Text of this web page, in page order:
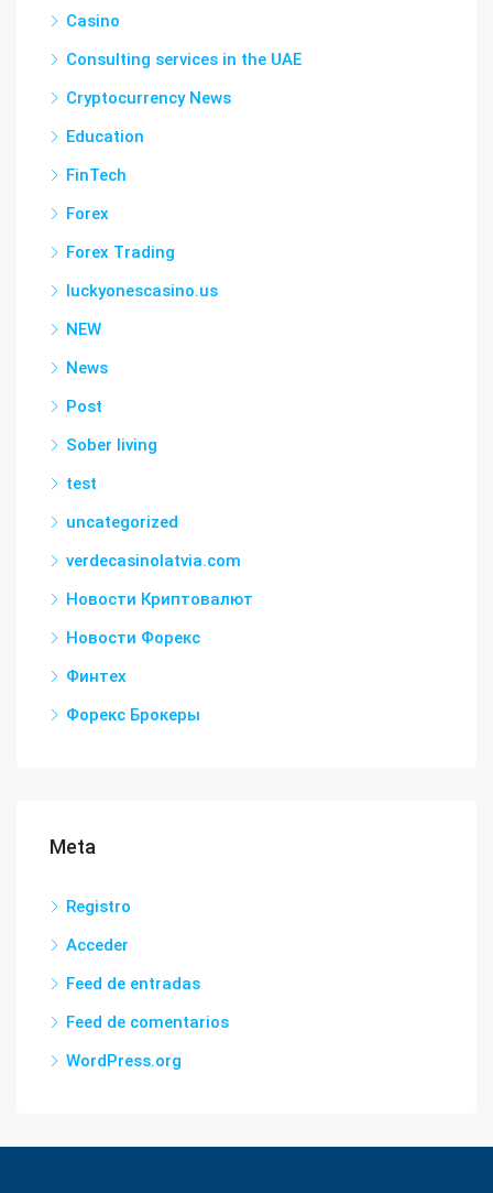
Casino
Consulting services in the UAE
Cryptocurrency News
Education
FinTech
Forex
Forex Trading
luckyonescasino.us
NEW
News
Post
Sober living
test
uncategorized
verdecasinolatvia.com
Новости Криптовалют
Новости Форекс
Финтех
Форекс Брокеры
Meta
Registro
Acceder
Feed de entradas
Feed de comentarios
WordPress.org